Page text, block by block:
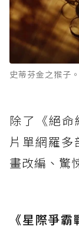
史蒂芬金之猴子
除了《絕
片單網羅多
畫改編、驚
《星際爭霸